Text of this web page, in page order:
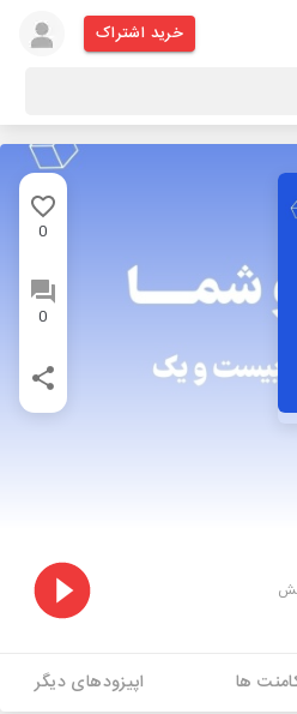
خرید اشتراک
0
0
ها اپیزودهای دیگر